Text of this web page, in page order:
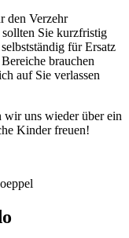
den Verzehr
sollten Sie kurzfristig
für Ersatz
brauchen
auf Sie verlassen
wir uns wieder über ein
Kinder freuen!